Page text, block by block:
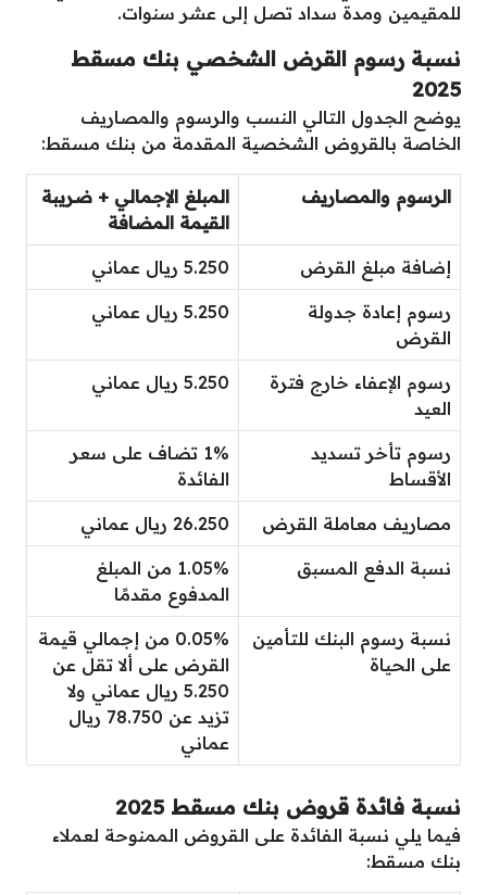
للمقيمين ومدة سداد تصل إلى عشر سنوات.
نسبة رسوم القرض الشخصي بنك مسقط
2025
يوضح الجدول التالي النسب والرسوم والمصاريف
الخاصة بالقروض الشخصية المقدمة من بنك مسقط:
الرسوم والمصاريف
المبلغ الإجمالي + ضريبة
القيمة المضافة
إضافة مبلغ القرض 5.250 ريال عماني
رسوم إعادة جدولة
القرض
5.250 ريال عماني
رسوم الإعفاء خارج فترة
العيد
5.250 ريال عماني
رسوم تأخر تسديد
الأقساط
1% تضاف على سعر
الفائدة
مصاريف معاملة القرض 26.250 ريال عماني
نسبة الدفع المسبق
1.05% من المبلغ
المدفوع مقدمًا
نسبة رسوم البنك للتأمين
على الحياة
0.05% من إجمالي قيمة
القرض على ألا تقل عن
5.250 ريال عماني ولا
تزيد عن 78.750 ريال
عماني
نسبة فائدة قروض بنك مسقط 2025
فيما يلي نسبة الفائدة على القروض الممنوحة لعملاء
بنك مسقط: